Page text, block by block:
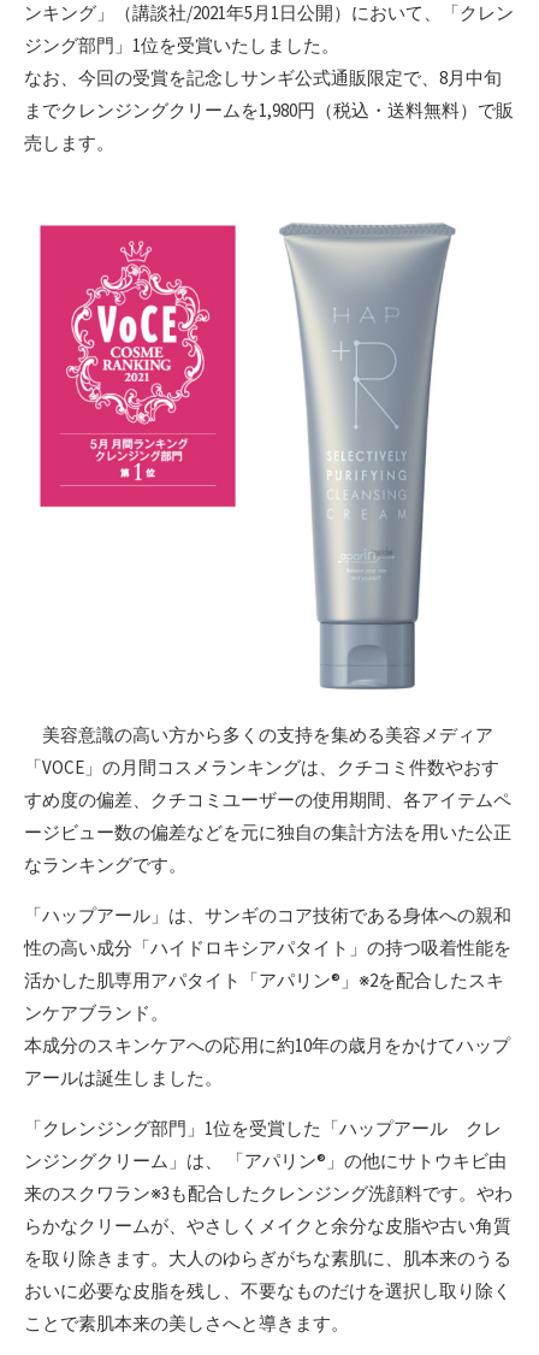
ンキング」（講談社/2021年5月1日公開）において、「クレン
ジング部門」1位を受賞いたしました。
なお、今回の受賞を記念しサンギ公式通販限定で、8月中旬
までクレンジングクリームを1,980円（税込・送料無料）で販
売します。
美容意識の高い方から多くの支持を集める美容メディア
「VOCE」の月間コスメランキングは、クチコミ件数やおす
すめ度の偏差、クチコミユーザーの使用期間、各アイテムペ
ージビュー数の偏差などを元に独自の集計方法を用いた公正
なランキングです。
「ハップアール」は、サンギのコア技術である身体への親和
性の高い成分「ハイドロキシアパタイト」の持つ吸着性能を
活かした肌専用アパタイト「アパリン®」※2を配合したスキ
ンケアブランド。
本成分のスキンケアへの応用に約10年の歳月をかけてハップ
アールは誕生しました。
「クレンジング部門」1位を受賞した「ハップアール クレ
ンジングクリーム」は、 「アパリン®」の他にサトウキビ由
来のスクワラン※3も配合したクレンジング洗顔料です。やわ
らかなクリームが、やさしくメイクと余分な皮脂や古い角質
を取り除きます。大人のゆらぎがちな素肌に、肌本来のうる
おいに必要な皮脂を残し、不要なものだけを選択し取り除く
ことで素肌本来の美しさへと導きます。